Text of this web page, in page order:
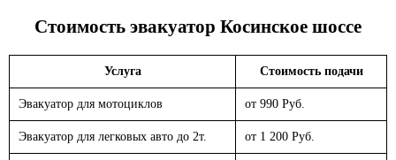
Стоимость эвакуатор Косинское шоссе
Услуга Стоимость подачи
Эвакуатор для мотоциклов от 990 Руб.
Эвакуатор для легковых авто до 2т. от 1 200 Руб.